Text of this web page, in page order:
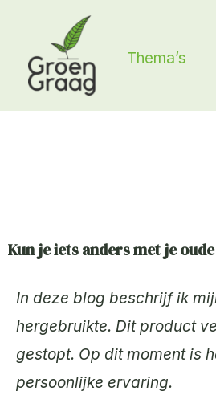
inhoud
Thema’s
Kun je iets anders met je
In deze blog beschrijf ik
hergebruikte. Dit product
gestopt. Op dit moment is
persoonlijke ervaring.